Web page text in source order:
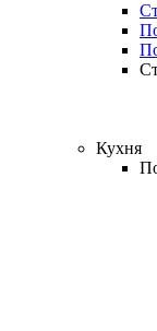
Кухня